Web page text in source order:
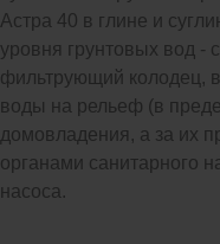
Астра 40 в глине и
уровня грунтовых вод -
фильтрующий колодец,
воды на рельеф (в
домовладения, а за их
органами санитарного
насоса.